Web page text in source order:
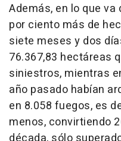
Además, en lo que va
por ciento más de
siete meses y dos
76.367,83 hectáreas
siniestros, mientras
año pasado habían
en 8.058 fuegos, es
menos, convirtiendo